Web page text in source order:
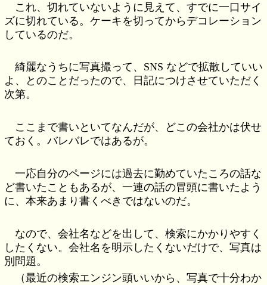
これ、切れていないように見えて、すでに一口サイ
ズに切れている。ケーキを切ってからデコレーション
しているのだ。
綺麗なうちに写真撮って、SNS などで拡散していい
よ、とのことだったので、日記につけさせていただく
次第。
ここまで書いといてなんだが、どこの会社かは伏せ
ておく。バレバレではあるが。
一応自分のページには過去に勤めていたころの話な
ど書いたこともあるが、一連の話の冒頭に書いたよう
に、本来あまり書くべきではないのだ。
なので、会社名などを出して、検索にかかりやすく
したくない。会社名を明示したくないだけで、写真は
別問題。
（最近の検索エンジン頭いいから、写真で十分わか